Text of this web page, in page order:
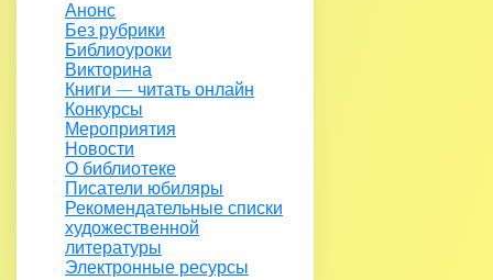
Анонс
Без рубрики
Библиоуроки
Викторина
Книги — читать онлайн
Конкурсы
Мероприятия
Новости
О библиотеке
Писатели юбиляры
Рекомендательные списки
художественной
литературы
Электронные ресурсы